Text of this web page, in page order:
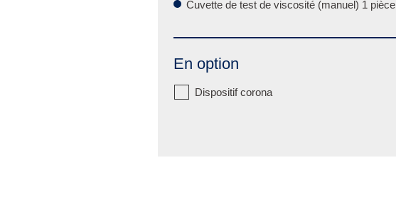
Cuvette de test de viscosité (manuel) 1 pièce
En option
Dispositif corona